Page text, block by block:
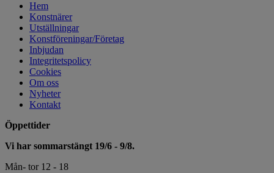
Hem
Konstnärer
Utställningar
Konstföreningar/Företag
Inbjudan
Integritetspolicy
Cookies
Om oss
Nyheter
Kontakt
Öppettider
Vi har sommarstängt 19/6 - 9/8.
Mån- tor 12 - 18